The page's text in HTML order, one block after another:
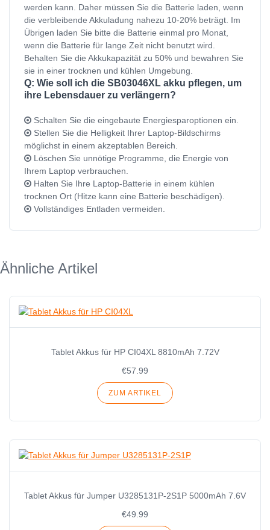
werden kann. Daher müssen Sie die Batterie laden, wenn
die verbleibende Akkuladung nahezu 10-20% beträgt. Im
Übrigen laden Sie bitte die Batterie einmal pro Monat,
wenn die Batterie für lange Zeit nicht benutzt wird.
Behalten Sie die Akkukapazität zu 50% und bewahren Sie
sie in einer trocknen und kühlen Umgebung.
Q: Wie soll ich die SB03046XL akku pflegen, um
ihre Lebensdauer zu verlängern?
Schalten Sie die eingebaute Energiesparoptionen ein.
Stellen Sie die Helligkeit Ihrer Laptop-Bildschirms
möglichst in einem akzeptablen Bereich.
Löschen Sie unnötige Programme, die Energie von
Ihrem Laptop verbrauchen.
Halten Sie Ihre Laptop-Batterie in einem kühlen
trocknen Ort (Hitze kann eine Batterie beschädigen).
Vollständiges Entladen vermeiden.
Ähnliche Artikel
Tablet Akkus für HP CI04XL 8810mAh 7.72V
€57.99
ZUM ARTIKEL
Tablet Akkus für Jumper U3285131P-2S1P 5000mAh 7.6V
€49.99